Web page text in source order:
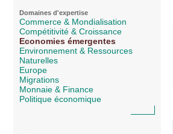
Domaines d'expertise
Commerce & Mondialisation
Compétitivité & Croissance
Economies émergentes
Environnement & Ressources
Naturelles
Europe
Migrations
Monnaie & Finance
Politique économique